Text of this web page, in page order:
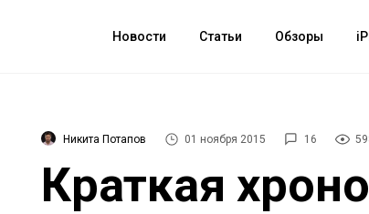
Новости Статьи Обзоры
Никита Потапов 01 ноября 2015 16
Краткая